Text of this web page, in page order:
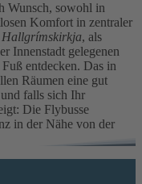
Wunsch, sowohl in
Komfort in zentraler
Hallgrímskirkja, als
Innenstadt gelegenen
entdecken. Das in
Räumen eine gut
falls sich Ihr
Die Flybusse
in der Nähe von der